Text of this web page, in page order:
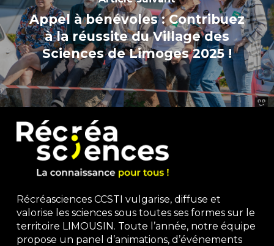
Appel à bénévoles : Contribuez
à la réussite du Village des
Sciences de Limoges 2025 !
Récréasciences CCSTI vulgarise, diffuse et
valorise les sciences sous toutes ses formes sur le
territoire LIMOUSIN. Toute l’année, notre équipe
propose un panel d’animations, d’événements